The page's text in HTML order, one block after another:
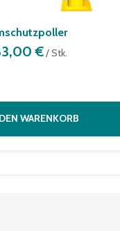
€/ Stk.
WARENKORB